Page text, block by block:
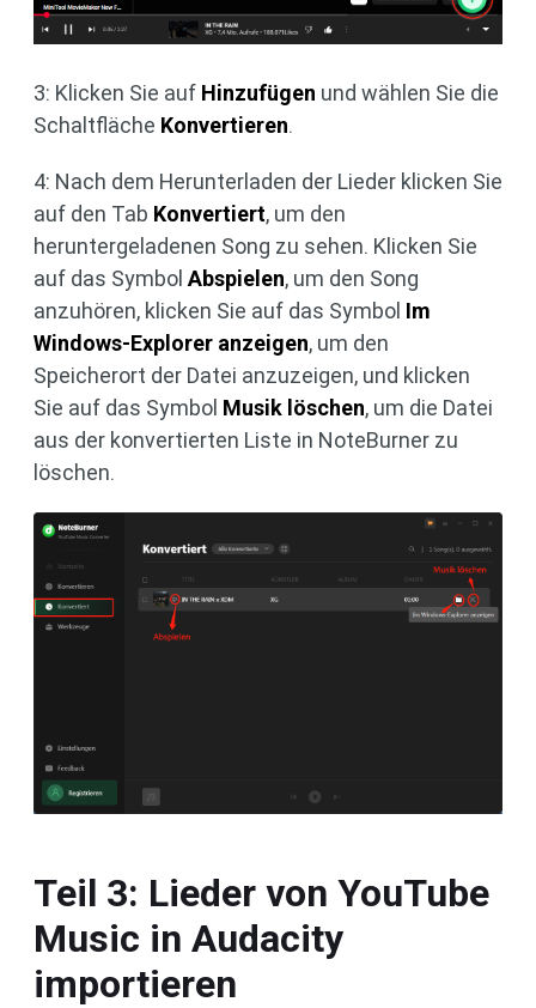
3: Klicken Sie auf Hinzufügen und wählen Sie die
Schaltfläche Konvertieren.
4: Nach dem Herunterladen der Lieder klicken Sie
auf den Tab Konvertiert, um den
heruntergeladenen Song zu sehen. Klicken Sie
auf das Symbol Abspielen, um den Song
anzuhören, klicken Sie auf das Symbol Im
Windows-Explorer anzeigen, um den
Speicherort der Datei anzuzeigen, und klicken
Sie auf das Symbol Musik löschen, um die Datei
aus der konvertierten Liste in NoteBurner zu
löschen.
Teil 3: Lieder von YouTube
Music in Audacity
importieren